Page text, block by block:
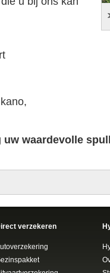
uw waardevolle
verzekeren